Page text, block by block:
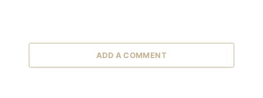
ADD A COMMENT